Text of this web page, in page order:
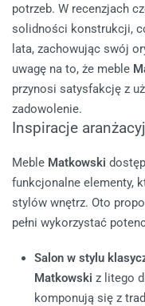
potrzeb. W recenzjach
solidności konstrukcji,
lata, zachowując swój
uwagę na to, że meble
przynosi satysfakcję z
zadowolenie.
Inspiracje
Meble Matkowski
funkcjonalne elementy,
stylów wnętrz. Oto
pełni wykorzystać
Salon w stylu
Matkowski z litego
komponują się z